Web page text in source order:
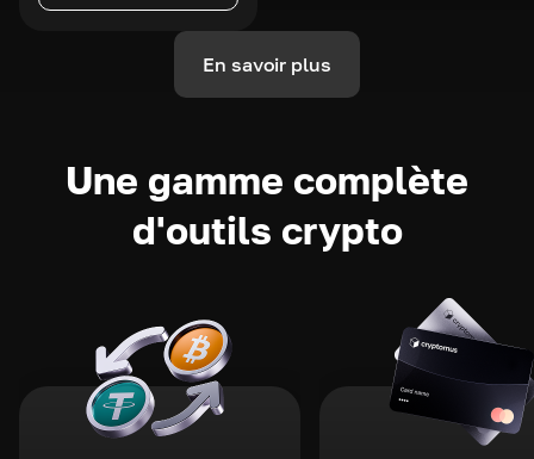
En savoir plus
Une gamme complète
d'outils crypto